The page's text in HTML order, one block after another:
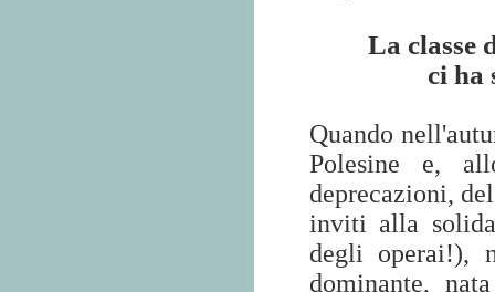
La classe
ci ha
Quando
Polesine e,
deprecazioni,
inviti alla
degli operai!),
dominante,